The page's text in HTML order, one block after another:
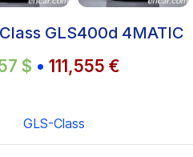
GLS400d 4MATIC
$ • 111,555 €
GLS-Class